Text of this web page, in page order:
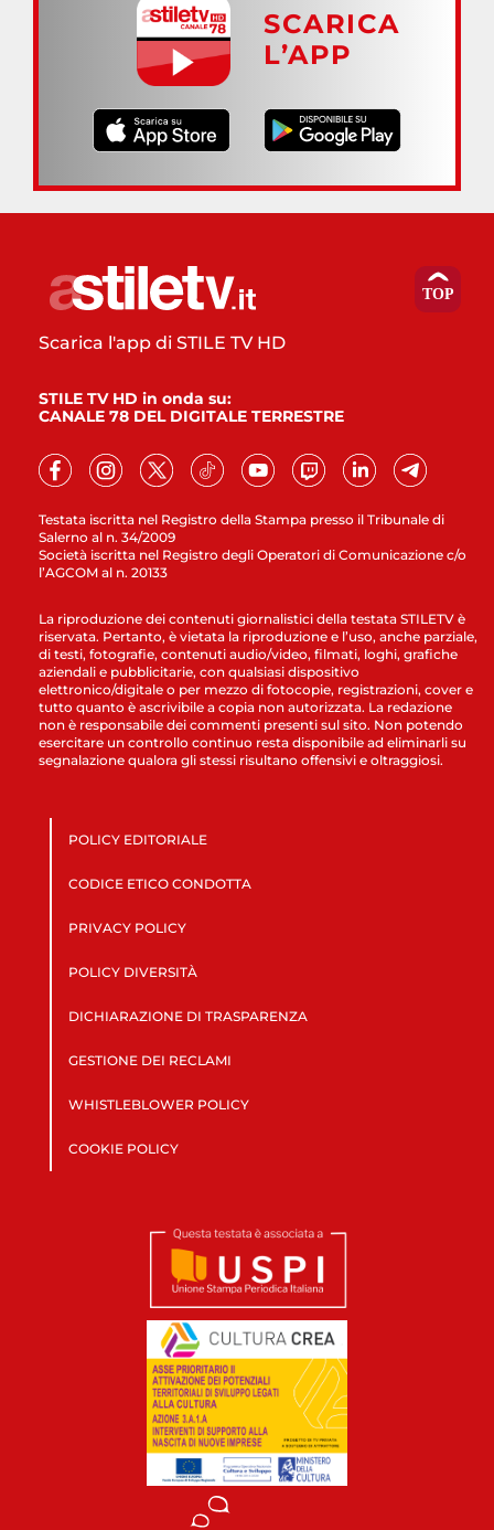
SCARICA
L’APP
Testata iscritta nel Registro della Stampa presso il Tribunale di
Salerno al n. 34/2009
Società iscritta nel Registro degli Operatori di Comunicazione c/o
l’AGCOM al n. 20133
Scarica l'app di STILE TV HD
STILE TV HD in onda su:
CANALE 78 DEL DIGITALE TERRESTRE
La riproduzione dei contenuti giornalistici della testata STILETV è
riservata. Pertanto, è vietata la riproduzione e l’uso, anche parziale,
di testi, fotografie, contenuti audio/video, filmati, loghi, grafiche
aziendali e pubblicitarie, con qualsiasi dispositivo
elettronico/digitale o per mezzo di fotocopie, registrazioni, cover e
tutto quanto è ascrivibile a copia non autorizzata. La redazione
non è responsabile dei commenti presenti sul sito. Non potendo
esercitare un controllo continuo resta disponibile ad eliminarli su
segnalazione qualora gli stessi risultano offensivi e oltraggiosi.
POLICY EDITORIALE
CODICE ETICO CONDOTTA
PRIVACY POLICY
POLICY DIVERSITÀ
DICHIARAZIONE DI TRASPARENZA
GESTIONE DEI RECLAMI
WHISTLEBLOWER POLICY
COOKIE POLICY